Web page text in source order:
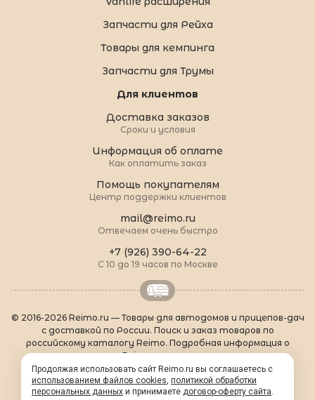
Запчасти для Рейха
Товары для кемпинга
Запчасти для Трумы
Для клиентов
Доставка заказов
Сроки и условия
Информация об оплате
Как оплатить заказ
Помощь покупателям
Центр поддержки клиентов
mail@reimo.ru
Отвечаем очень быстро
+7 (926) 390-64-22
С 10 до 19 часов по Москве
© 2016-2026 Reimo.ru — Товары для автодомов и прицепов-дач
с доставкой по России. Поиск и заказ товаров по
российскому каталогу Reimo. Подробная информация о
товарах Reimo на русском языке.
О Reimo
| Популярные товары | Формальности
Контакты
| sitemap.xml
Продолжая использовать сайт Reimo.ru вы соглашаетесь с
использованием файлов cookies, политикой обработки
персональных данных и принимаете договор-оферту сайта.